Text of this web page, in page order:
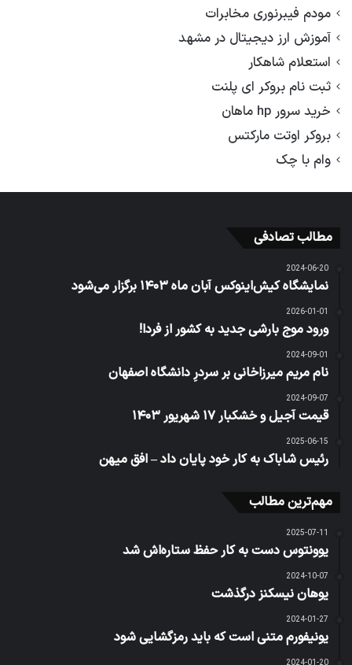
مودم فیبرنوری مخابرات
آموزش ارز دیجیتال در مشهد
استعلام شاهکار
ثبت نام بروکر ای پلنت
خرید سرور hp ماهان
بروکر اوتت مارکتس
وام با چک
مطالب تصادفی
2024-06-20
نمایشگاه کیش‌اینوکس آبان ماه ۱۴۰۳ برگزار می‌شود
2026-01-01
ورود موج بارشی جدید به کشور از فردا!
2024-09-01
نام مریم میرزاخانی بر سردرِ دانشگاه اصفهان
2024-09-07
قیمت آجیل و خشکبار ۱۷ شهریور ۱۴۰۳
2025-06-15
رئیس شاباک به کار خود پایان داد – افق میهن
مهم‌ترین مطالب
2025-07-11
یوونتوس دست به کار حفظ ستاره‌اش شد
2024-10-07
یوهان نیسکنز درگذشت
2024-01-27
یونیفورم متنی است که باید رمزگشایی شود